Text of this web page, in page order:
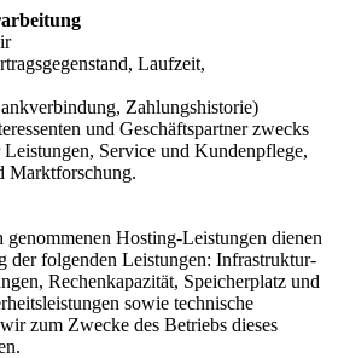
Laufzeit,
Zahlungshistorie)
und Geschäftspartner zwecks
Service und Kundenpflege,
Marktforschung.
Hosting-Leistungen dienen
der folgenden Leistungen: Infrastruktur-
Rechenkapazität, Speicherplatz und
sowie technische
zum Zwecke des Betriebs dieses